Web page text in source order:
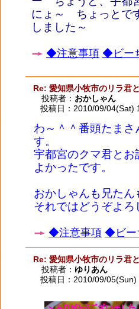
にょ～ ちょっとで
しました～
◆注意事項 ◆ビー
Re: 愛知県小牧市のリラ君
投稿者： おかしゃん
投稿日：2010/09/04(Sat)
わ～＾＾番頭たま
す。
宇都宮のクマ君と
よかったです。
おかしゃんも兄た
それではどうぞよ
◆注意事項 ◆ビー
Re: 愛知県小牧市のリラ君
投稿者： ゆりあん
投稿日：2010/09/